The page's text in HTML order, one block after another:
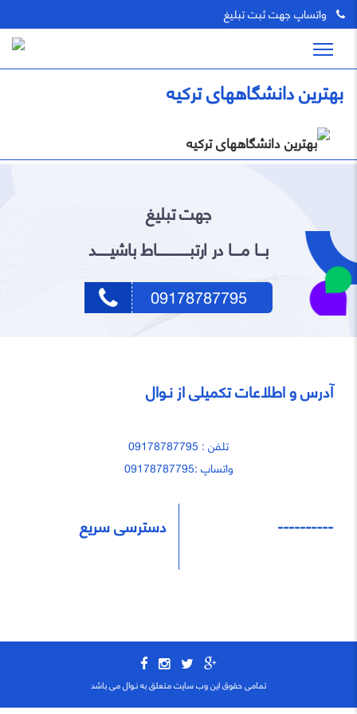
واتساپ جهت ثبت تبلیغ
بهترین دانشگاههای ترکیه
جهت تبلیغ
بـــا مــــا در ارتبـــــــــــــــاط باشیــــــد
09178787795
آدرس و اطلاعات تکمیلی از نـوال
تلفن : 09178787795
واتساپ :09178787795
دسترسی سریع ----------
تمامی حقوق این وب سایت متعلق به نـوال می باشد